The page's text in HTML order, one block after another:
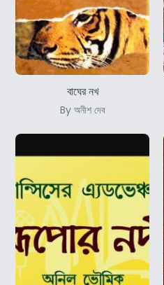
বাঘের নখ
By অনীশ দেব